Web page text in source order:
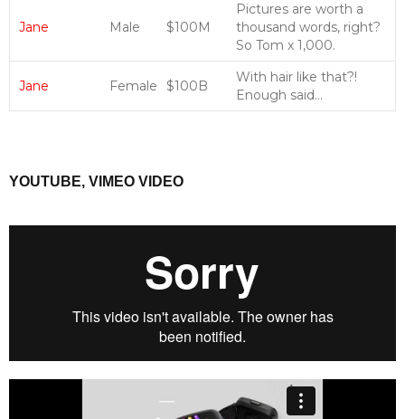
Jane Male $100M
Pictures are worth a
thousand words, right?
So Tom x 1,000.
Jane Female $100B
With hair like that?!
Enough said…
YOUTUBE, VIMEO VIDEO